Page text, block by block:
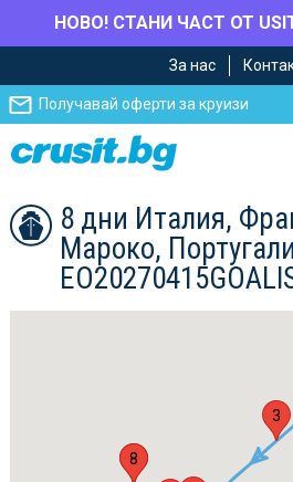
НОВО! СТАНИ ЧАСТ ОТ USIT
главното
съдържание
Навигацията
За нас
Получавай оферти за круизи
8 дни Италия,
Мароко,
3
7
8